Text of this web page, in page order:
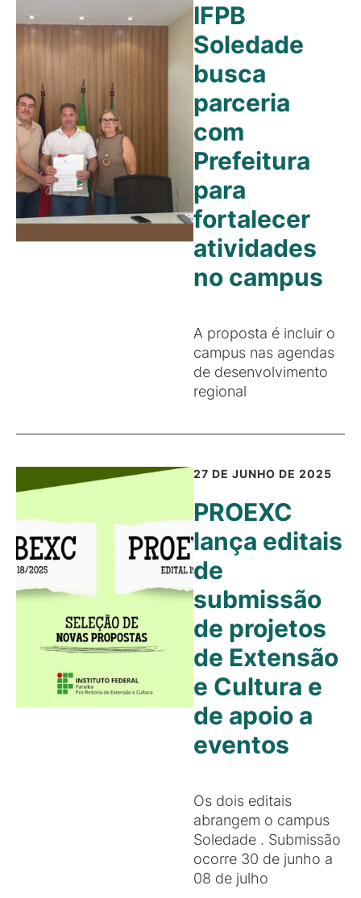
IFPB
Soledade
busca
parceria
com
Prefeitura
para
fortalecer
atividades
no campus
A proposta é incluir o
campus nas agendas
de desenvolvimento
regional
27 DE JUNHO DE 2025
PROEXC
lança editais
de
submissão
de projetos
de Extensão
e Cultura e
de apoio a
eventos
Os dois editais
abrangem o campus
Soledade . Submissão
ocorre 30 de junho a
08 de julho